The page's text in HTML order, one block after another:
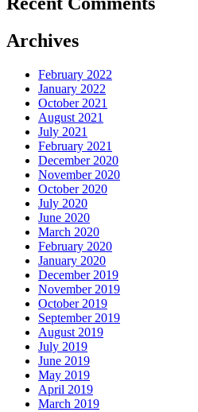
Archives
February 2022
January 2022
October 2021
August 2021
July 2021
February 2021
December 2020
November 2020
October 2020
July 2020
June 2020
March 2020
February 2020
January 2020
December 2019
November 2019
October 2019
September 2019
August 2019
July 2019
June 2019
May 2019
April 2019
March 2019